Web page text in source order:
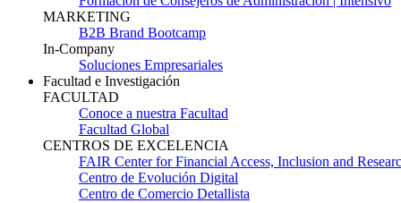
MARKETING
B2B Brand Bootcamp
In-Company
Soluciones Empresariales
Facultad e Investigación
FACULTAD
Conoce a nuestra Facultad
Facultad Global
CENTROS DE EXCELENCIA
FAIR Center for Financial Access, Inclusion and
Centro de Evolución Digital
Centro de Comercio Detallista